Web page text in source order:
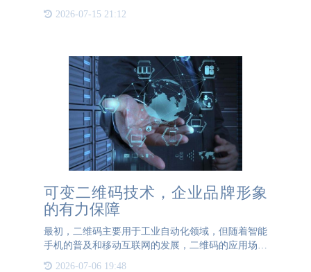
而今，一物一码技术正在生产线上大放异彩，它不仅
显著提高了生产效率，还完美满足了多样化的市场需
2026-07-15 21:12
可变二维码技术，企业品牌形象
的有力保障
最初，二维码主要用于工业自动化领域，但随着智能
手机的普及和移动互联网的发展，二维码的应用场景
日益多样化，从支付、身份认证到营销推广等领域无
2026-07-06 19:48